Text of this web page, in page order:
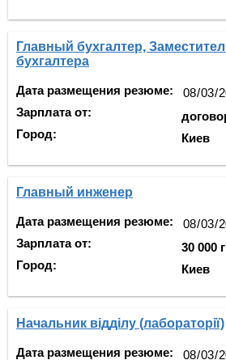
Главный бухгалтер,
бухгалтера
Дата размещения резюме:
Зарплата от:
Город:
Киев
Главный инженер
Дата размещения резюме:
Зарплата от:
Город:
30 000
Киев
Начальник відділу (лабораторії)
Дата размещения резюме: